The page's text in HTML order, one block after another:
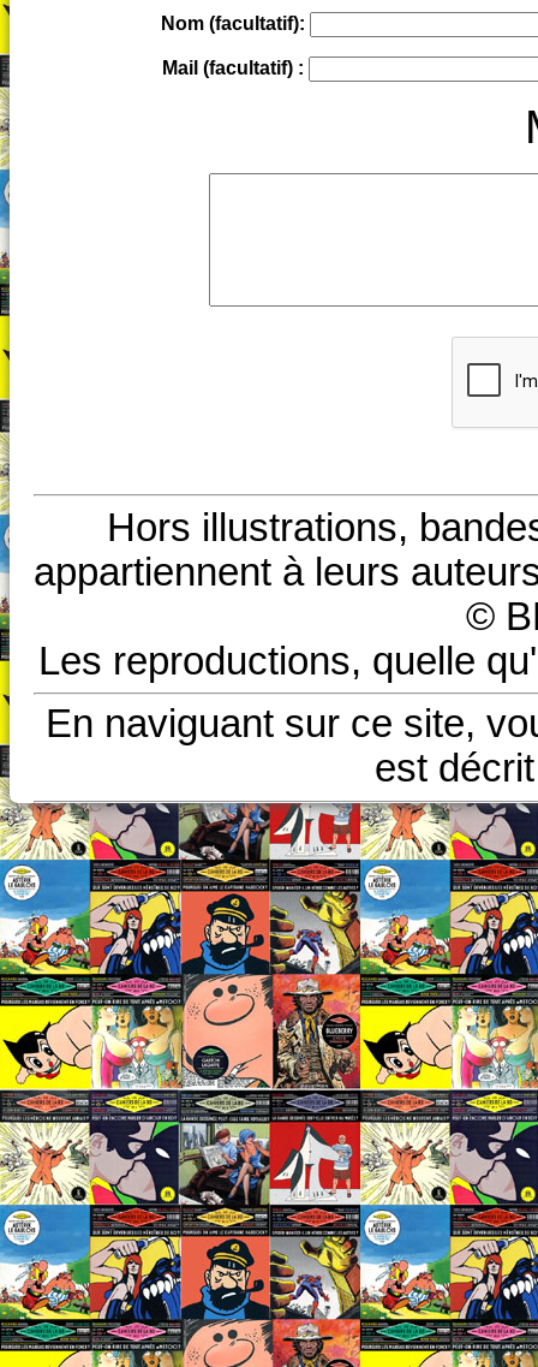
Nom (facultatif):
Mail (facultatif) :
Hors illustrations,
appartiennent à leurs
©
Les reproductions, quelle
En naviguant sur ce site,
est